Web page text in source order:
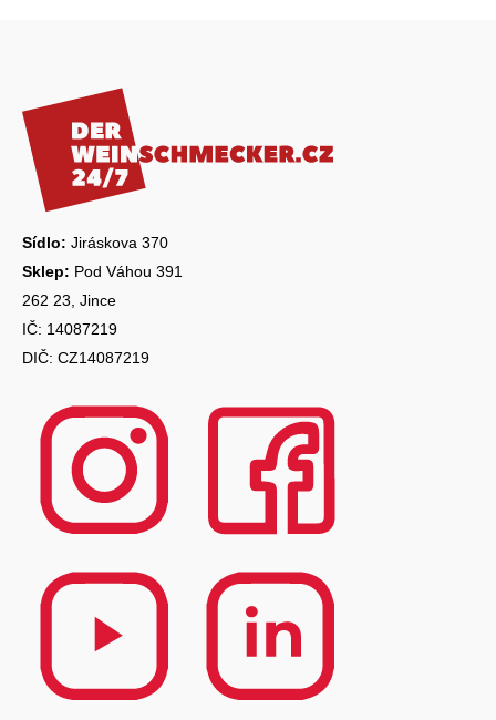
i
s
Sídlo: Jiráskova 370
Sklep: Pod Váhou 391
262 23, Jince
IČ: 14087219
DIČ: CZ14087219